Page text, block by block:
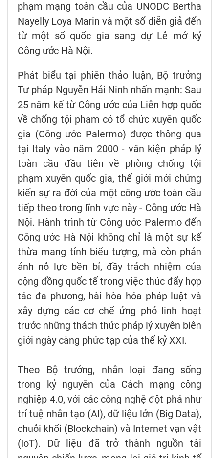
phạm mạng toàn cầu của UNODC Bertha
Nayelly Loya Marin và một số diễn giả đến
từ một số quốc gia sang dự Lễ mở ký
Công ước Hà Nội.
Phát biểu tại phiên thảo luận, Bộ trưởng
Tư pháp Nguyễn Hải Ninh nhấn mạnh: Sau
25 năm kể từ Công ước của Liên hợp quốc
về chống tội phạm có tổ chức xuyên quốc
gia (Công ước Palermo) được thông qua
tại Italy vào năm 2000 - văn kiện pháp lý
toàn cầu đầu tiên về phòng chống tội
phạm xuyên quốc gia, thế giới mới chứng
kiến sự ra đời của một công ước toàn cầu
tiếp theo trong lĩnh vực này - Công ước Hà
Nội. Hành trình từ Công ước Palermo đến
Công ước Hà Nội không chỉ là một sự kế
thừa mang tính biểu tượng, mà còn phản
ánh nỗ lực bền bỉ, đầy trách nhiệm của
cộng đồng quốc tế trong việc thúc đẩy hợp
tác đa phương, hài hòa hóa pháp luật và
xây dựng các cơ chế ứng phó linh hoạt
trước những thách thức pháp lý xuyên biên
giới ngày càng phức tạp của thế kỷ XXI.
Theo Bộ trưởng, nhân loại đang sống
trong kỷ nguyên của Cách mạng công
nghiệp 4.0, với các công nghệ đột phá như
trí tuệ nhân tạo (AI), dữ liệu lớn (Big Data),
chuỗi khối (Blockchain) và Internet vạn vật
(IoT). Dữ liệu đã trở thành nguồn tài